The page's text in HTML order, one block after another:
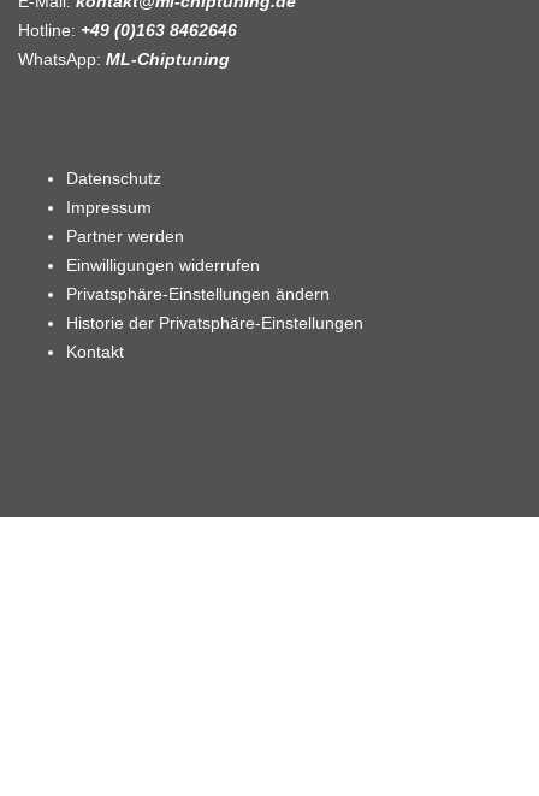
Hotline: +49 (0)163 8462646
WhatsApp: ML-Chiptuning
Datenschutz
Impressum
Partner werden
Einwilligungen widerrufen
Privatsphäre-Einstellungen ändern
Historie der Privatsphäre-Einstellungen
Kontakt